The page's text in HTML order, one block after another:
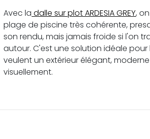
Avec la dalle sur plot ARDESIA GREY,
plage de piscine très cohérente,
son rendu, mais jamais froide si l'on
autour. C'est une solution idéale pour
veulent un extérieur élégant,
visuellement.